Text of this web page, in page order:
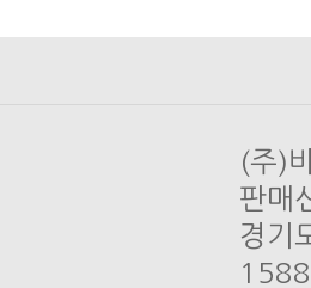
(주)
판매
경기